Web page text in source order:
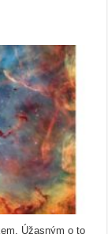
Úžasným o to